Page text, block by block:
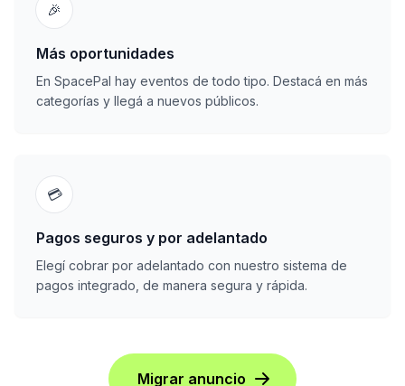
🎉
Más oportunidades
En SpacePal hay eventos de todo tipo. Destacá en más
categorías y llegá a nuevos públicos.
💳
Pagos seguros y por adelantado
Elegí cobrar por adelantado con nuestro sistema de
pagos integrado, de manera segura y rápida.
Migrar anuncio